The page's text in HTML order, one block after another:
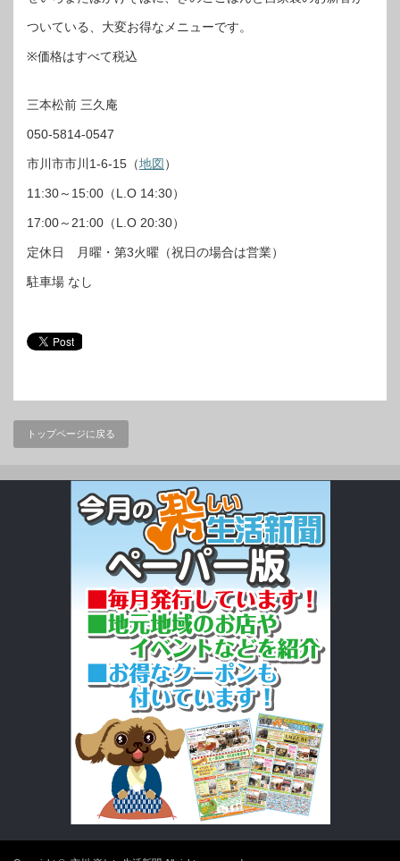
ついている、大変お得なメニューです。
※価格はすべて税込
三本松前 三久庵
050-5814-0547
市川市市川1-6-15（地図 ）
11:30～15:00（L.O 14:30）
17:00～21:00（L.O 20:30）
定休日 月曜・第3火曜（祝日の場合は営業）
駐車場 なし
トップページに戻る